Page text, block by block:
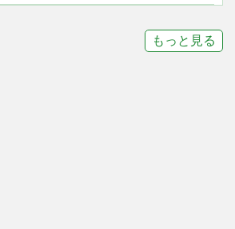
もっと見る